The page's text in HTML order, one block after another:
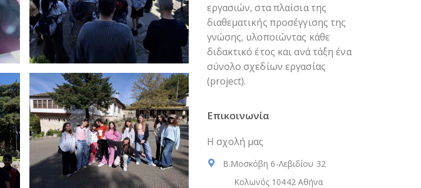
εργασιών, στα πλαίσια της
διαθεματικής προσέγγισης της
γνώσης, υλοποιώντας κάθε
διδακτικό έτος και ανά τάξη ένα
σύνολο σχεδίων εργασίας
(project).
Επικοινωνία
Η σχολή μας
Β.Μοσκόβη 6-Λεβιδίου 32
Κολωνός 10442 Αθήνα